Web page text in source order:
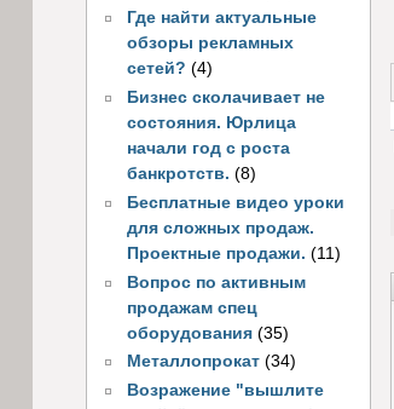
Где найти актуальные
обзоры рекламных
сетей? (4)
Бизнес сколачивает не
состояния. Юрлица
начали год с роста
банкротств. (8)
Бесплатные видео уроки
для сложных продаж.
Проектные продажи. (11)
Вопрос по активным
продажам спец
оборудования (35)
Металлопрокат (34)
Возражение "вышлите